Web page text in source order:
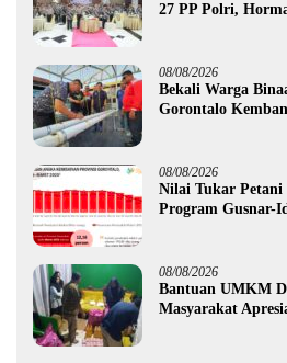
27 PP Polri,
08/08/2026
Bekali Warga
Gorontalo
08/08/2026
Nilai Tukar
Program Gusnar-
08/08/2026
Bantuan UMKM
Masyarakat